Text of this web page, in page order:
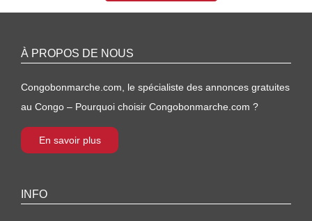
À PROPOS DE NOUS
Congobonmarche.com, le spécialiste des annonces gratuites
au Congo – Pourquoi choisir Congobonmarche.com ?
En savoir plus
INFO